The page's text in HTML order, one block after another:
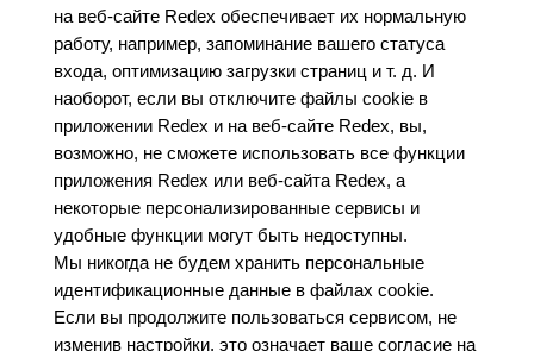
на веб-сайте Redex обеспечивает их нормальную
работу, например, запоминание вашего статуса
входа, оптимизацию загрузки страниц и т. д. И
наоборот, если вы отключите файлы cookie в
приложении Redex и на веб-сайте Redex, вы,
возможно, не сможете использовать все функции
приложения Redex или веб-сайта Redex, а
некоторые персонализированные сервисы и
удобные функции могут быть недоступны.
Мы никогда не будем хранить персональные
идентификационные данные в файлах cookie.
Если вы продолжите пользоваться сервисом, не
изменив настройки, это означает ваше согласие на